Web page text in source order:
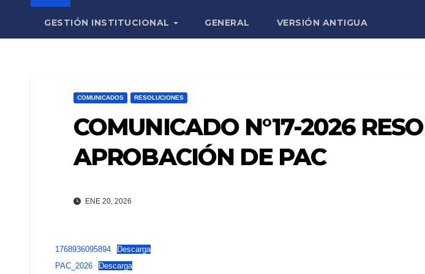
GESTIÓN INSTITUCIONAL GENERAL VERSIÓN ANTIGUA
COMUNICADOS RESOLUCIONES
COMUNICADO N°17-2026
APROBACIÓN DE PAC
ENE 20, 2026
1768936095894
Descarga
PAC_2026
Descarga